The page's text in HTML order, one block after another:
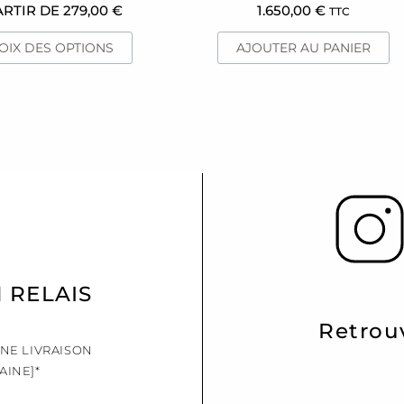
DE 279,00 €
DES OPTIONS
1.650,00 € TTC
AJOUTER AU PANIER
RELAIS
LIVRAISON